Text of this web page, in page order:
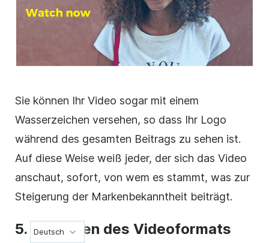
Sie können Ihr Video sogar mit einem
Wasserzeichen versehen, so dass Ihr Logo
während des gesamten Beitrags zu sehen ist.
Auf diese Weise weiß jeder, der sich das Video
anschaut, sofort, von wem es stammt, was zur
Steigerung der Markenbekanntheit beiträgt.
5. Einstellen des Videoformats
Deutsch